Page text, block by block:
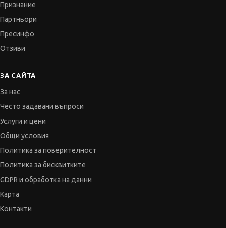
Признание
Партньори
Пресинфо
Отзиви
ЗА САЙТА
За нас
Често задавани въпроси
Услуги и цени
Общи условия
Политика за поверителност
Политика за бисквитките
GDPR и обработка на данни
Карта
Контакти